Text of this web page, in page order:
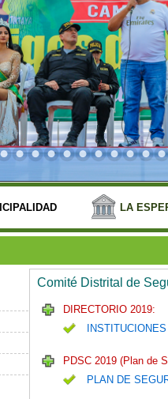
LA
Comité Distrital de
DIRECTORIO 2019:
PDSC 2019 (Plan de
PLAN DE